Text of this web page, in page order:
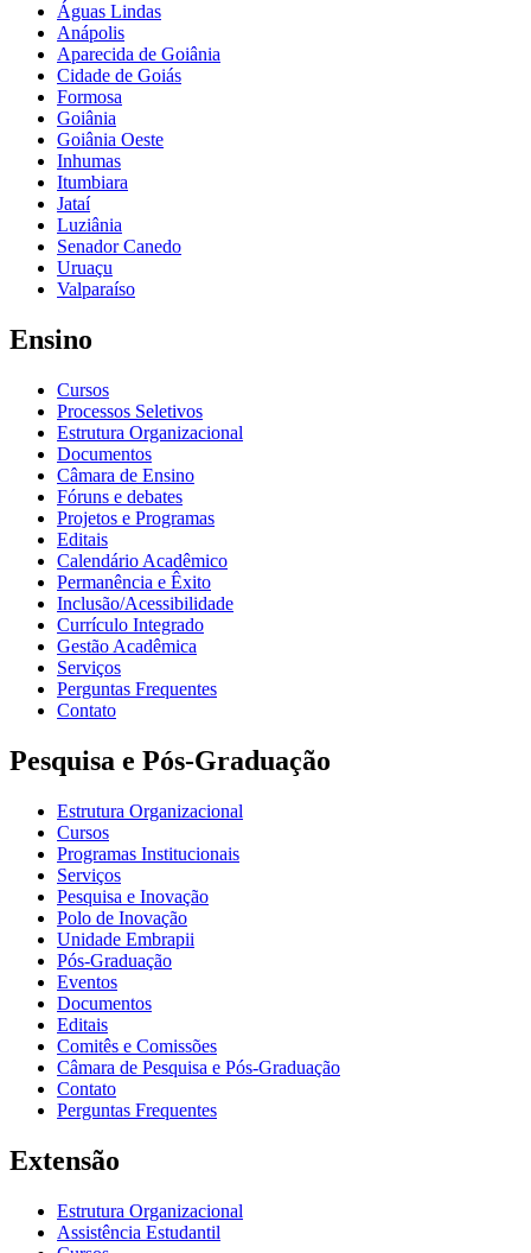
Águas Lindas
Anápolis
Aparecida de Goiânia
Cidade de Goiás
Formosa
Goiânia
Goiânia Oeste
Inhumas
Itumbiara
Jataí
Luziânia
Senador Canedo
Uruaçu
Valparaíso
Ensino
Cursos
Processos Seletivos
Estrutura Organizacional
Documentos
Câmara de Ensino
Fóruns e debates
Projetos e Programas
Editais
Calendário Acadêmico
Permanência e Êxito
Inclusão/Acessibilidade
Currículo Integrado
Gestão Acadêmica
Serviços
Perguntas Frequentes
Contato
Pesquisa e Pós-Graduação
Estrutura Organizacional
Cursos
Programas Institucionais
Serviços
Pesquisa e Inovação
Polo de Inovação
Unidade Embrapii
Pós-Graduação
Eventos
Documentos
Editais
Comitês e Comissões
Câmara de Pesquisa e Pós-Graduação
Contato
Perguntas Frequentes
Extensão
Estrutura Organizacional
Assistência Estudantil